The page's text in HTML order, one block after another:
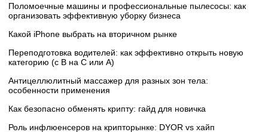
Поломоечные машины и профессиональные пылесосы: как
организовать эффективную уборку бизнеса
Какой iPhone выбрать на вторичном рынке
Переподготовка водителей: как эффективно открыть новую
категорию (с B на C или А)
Антицеллюлитный массажер для разных зон тела:
особенности применения
Как безопасно обменять крипту: гайд для новичка
Роль инфлюенсеров на крипторынке: DYOR vs хайп